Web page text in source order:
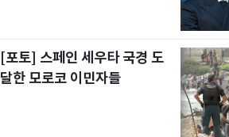
[포토] 스페인 세우타 국경 도
달한 모로코 이민자들